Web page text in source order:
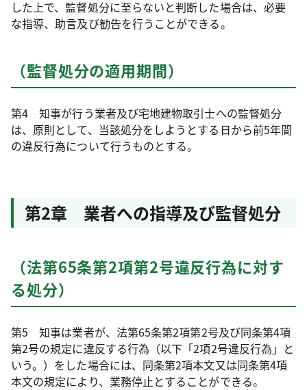
した上で、監督処分に至らないと判断した場合は、必要
な指導、助言及び勧告を行うことができる。
（監督処分の適用期間）
第4 知事が行う業者及び宅地建物取引士への監督処分
は、原則として、当該処分をしようとする日から前5年間
の違反行為について行うものとする。
第2章 業者への指導及び監督処分
（法第65条第2項第2号違反行為に対す
る処分）
第5 知事は業者が、法第65条第2項第2号及び同条第4項
第2号の規定に違反する行為（以下「2項2号違反行為」と
いう。）をした場合には、同条第2項本文又は同条第4項
本文の規定により、業務停止とすることができる。